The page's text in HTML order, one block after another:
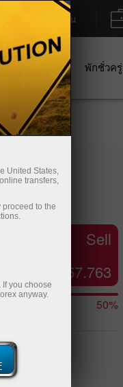
ฝาก/ถอน
มเปญ พักชั่วครู่
Sell
157.763
50%
high
✕
United States,
transfers,
proceed to the
you choose
anyway.